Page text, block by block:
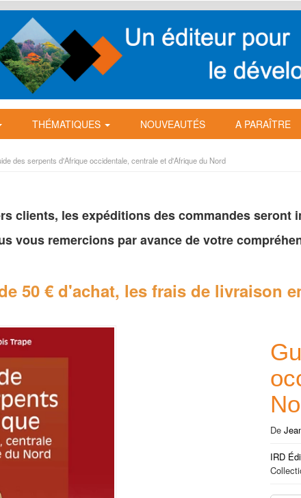
THÉMATIQUES NOUVEAUTÉS A PARAÎTRE
des serpents d'Afrique occidentale, centrale et d'Afrique du Nord
clients, les expéditions des commandes seront
vous remercions par avance de votre
50 € d'achat, les frais de livraison
De
IRD